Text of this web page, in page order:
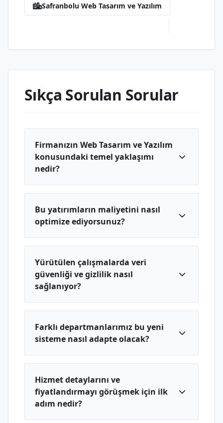
Safranbolu Web Tasarım ve Yazılım
Sıkça Sorulan Sorular
Firmanızın Web Tasarım ve Yazılım
konusundaki temel yaklaşımı
nedir?
Bu yatırımların maliyetini nasıl
optimize ediyorsunuz?
Yürütülen çalışmalarda veri
güvenliği ve gizlilik nasıl
sağlanıyor?
Farklı departmanlarımız bu yeni
sisteme nasıl adapte olacak?
Hizmet detaylarını ve
fiyatlandırmayı görüşmek için ilk
adım nedir?